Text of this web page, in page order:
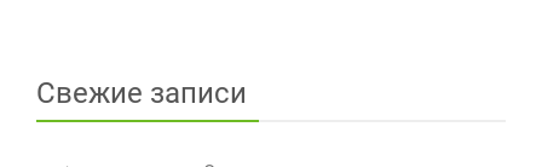
Свежие записи